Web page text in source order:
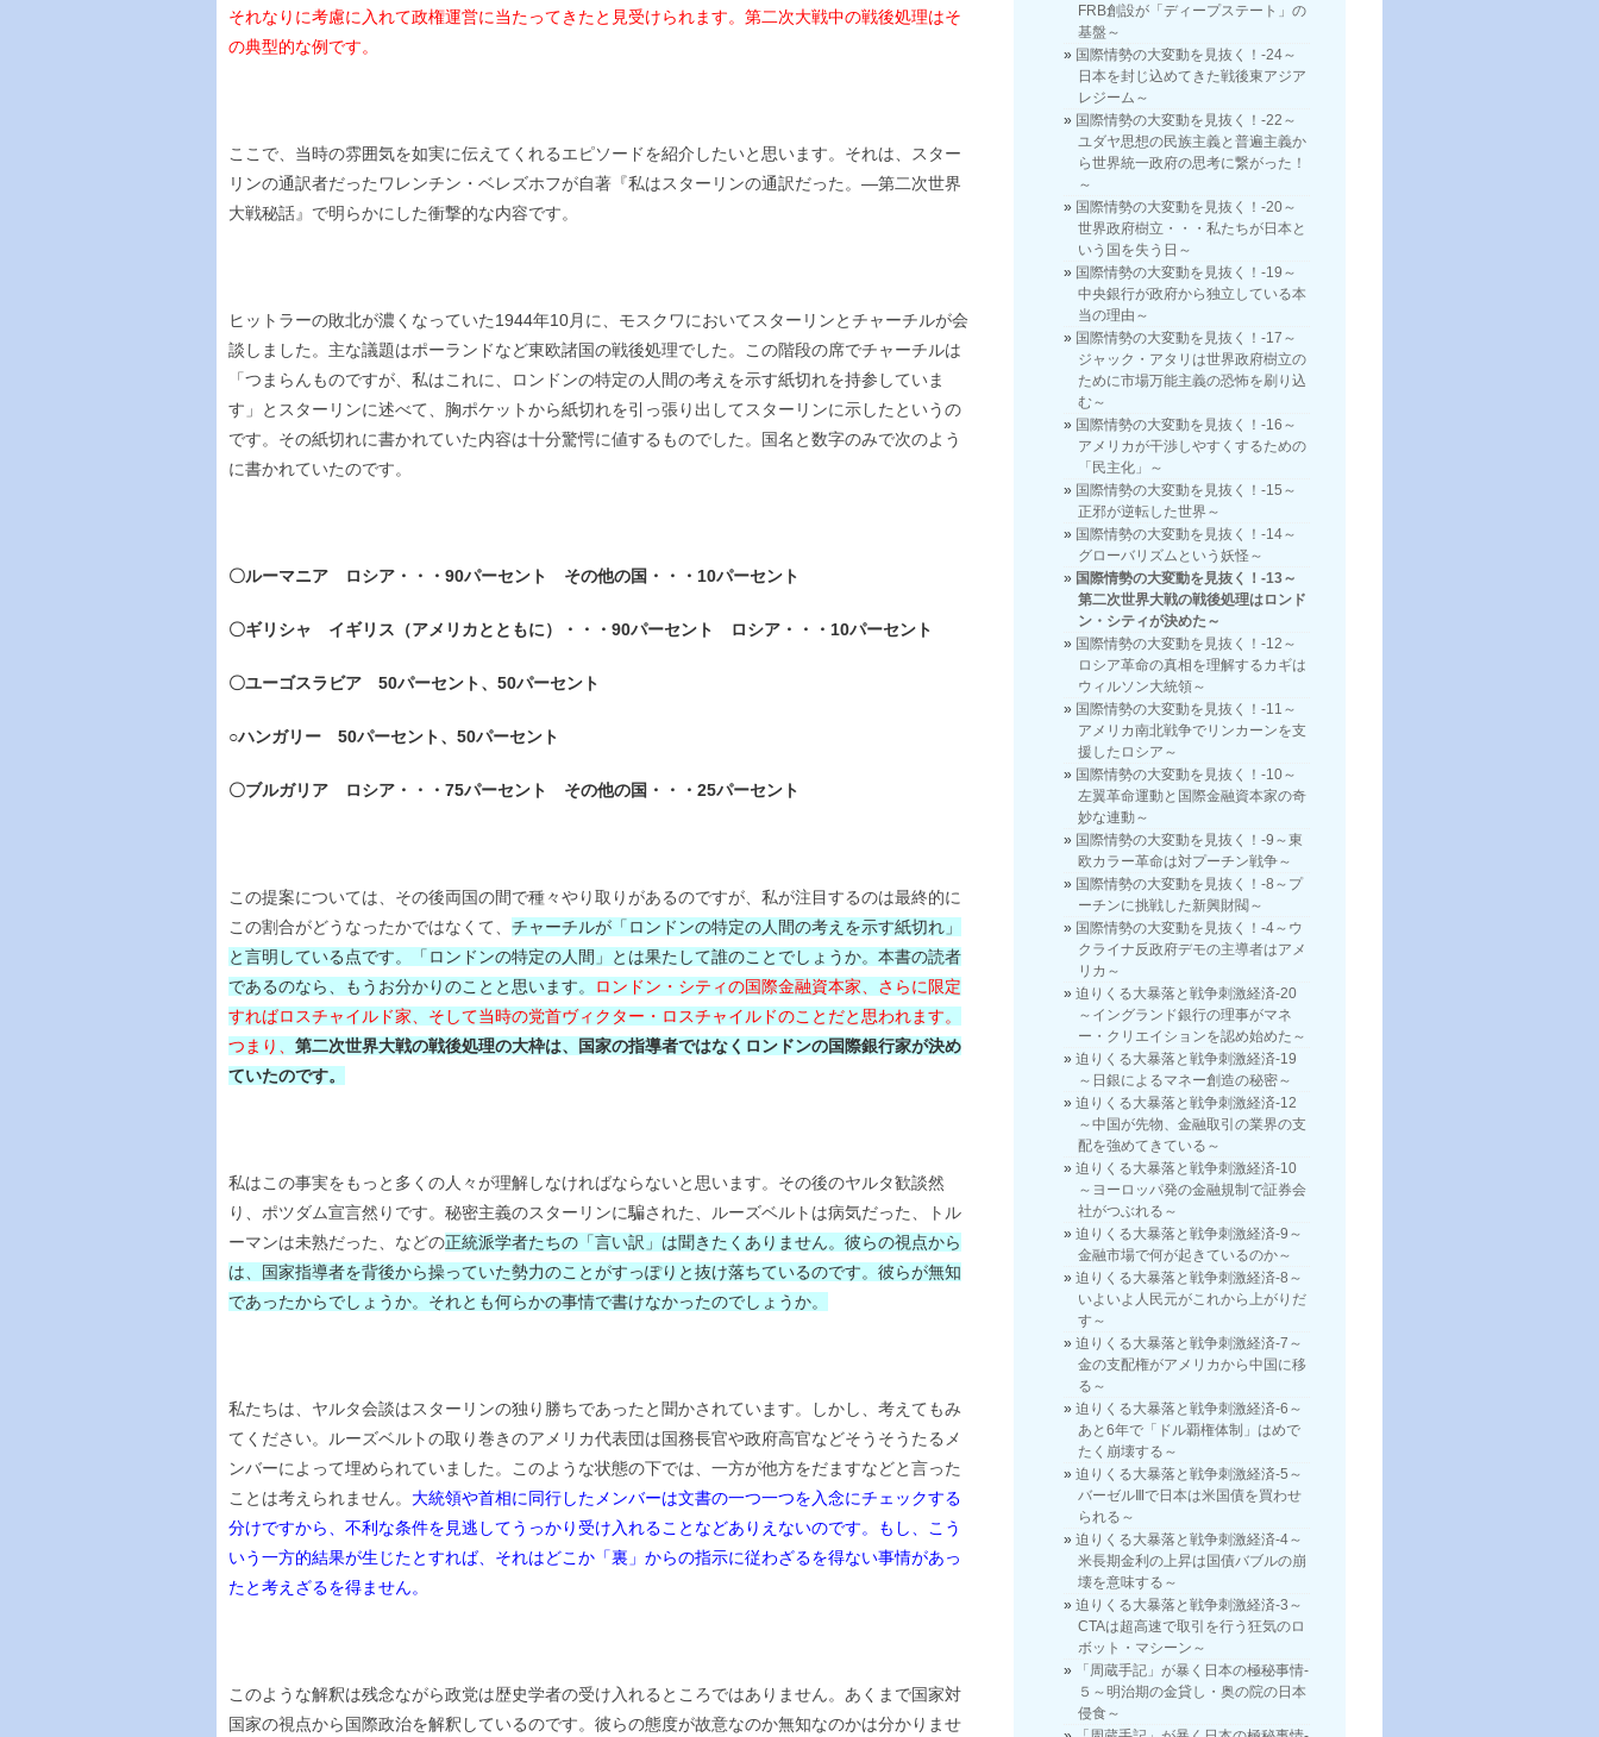
それなりに考慮に入れて政権運営に当たってきたと見受けられます。第二次大戦中の戦後処理はそ
の典型的な例です。
ここで、当時の雰囲気を如実に伝えてくれるエピソードを紹介したいと思います。それは、スター
リンの通訳者だったワレンチン・ベレズホフが自著『私はスターリンの通訳だった。―第二次世界
大戦秘話』で明らかにした衝撃的な内容です。
ヒットラーの敗北が濃くなっていた1944年10月に、モスクワにおいてスターリンとチャーチルが会
談しました。主な議題はポーランドなど東欧諸国の戦後処理でした。この階段の席でチャーチルは
「つまらんものですが、私はこれに、ロンドンの特定の人間の考えを示す紙切れを持参していま
す」とスターリンに述べて、胸ポケットから紙切れを引っ張り出してスターリンに示したというの
です。その紙切れに書かれていた内容は十分驚愕に値するものでした。国名と数字のみで次のよう
に書かれていたのです。
〇ルーマニア ロシア・・・90パーセント その他の国・・・10パーセント
〇ギリシャ イギリス（アメリカとともに）・・・90パーセント ロシア・・・10パーセント
〇ユーゴスラビア 50パーセント、50パーセント
○ハンガリー 50パーセント、50パーセント
〇ブルガリア ロシア・・・75パーセント その他の国・・・25パーセント
この提案については、その後両国の間で種々やり取りがあるのですが、私が注目するのは最終的に
この割合がどうなったかではなくて、 チャーチルが「ロンドンの特定の人間の考えを示す紙切れ」
と言明している点です。「ロンドンの特定の人間」とは果たして誰のことでしょうか。本書の読者
であるのなら、もうお分かりのことと思います。
ロンドン・シティの国際金融資本家、さらに限定
すればロスチャイルド家、そして当時の党首ヴィクター・ロスチャイルドのことだと思われます。
つまり、 第二次世界大戦の戦後処理の大枠は、国家の指導者ではなくロンドンの国際銀行家が決め
ていたのです。
私はこの事実をもっと多くの人々が理解しなければならないと思います。その後のヤルタ歓談然
り、ポツダム宣言然りです。秘密主義のスターリンに騙された、ルーズベルトは病気だった、トル
ーマンは未熟だった、などの正統派学者たちの「言い訳」は聞きたくありません。彼らの視点から
は、国家指導者を背後から操っていた勢力のことがすっぽりと抜け落ちているのです。彼らが無知
であったからでしょうか。それとも何らかの事情で書けなかったのでしょうか。
私たちは、ヤルタ会談はスターリンの独り勝ちであったと聞かされています。しかし、考えてもみ
てください。ルーズベルトの取り巻きのアメリカ代表団は国務長官や政府高官などそうそうたるメ
ンバーによって埋められていました。このような状態の下では、一方が他方をだますなどと言った
ことは考えられません。 大統領や首相に同行したメンバーは文書の一つ一つを入念にチェックする
分けですから、不利な条件を見逃してうっかり受け入れることなどありえないのです。もし、こう
いう一方的結果が生じたとすれば、それはどこか「裏」からの指示に従わざるを得ない事情があっ
たと考えざるを得ません。
このような解釈は残念ながら政党は歴史学者の受け入れるところではありません。あくまで国家対
国家の視点から国際政治を解釈しているのです。彼らの態度が故意なのか無知なのかは分かりませ
FRB創設が「ディープステート」の
基盤～
国際情勢の大変動を見抜く！-24～
日本を封じ込めてきた戦後東アジア
レジーム～
国際情勢の大変動を見抜く！-22～
ユダヤ思想の民族主義と普遍主義か
ら世界統一政府の思考に繋がった！
～
国際情勢の大変動を見抜く！-20～
世界政府樹立・・・私たちが日本と
いう国を失う日～
国際情勢の大変動を見抜く！-19～
中央銀行が政府から独立している本
当の理由～
国際情勢の大変動を見抜く！-17～
ジャック・アタリは世界政府樹立の
ために市場万能主義の恐怖を刷り込
む～
国際情勢の大変動を見抜く！-16～
アメリカが干渉しやすくするための
「民主化」～
国際情勢の大変動を見抜く！-15～
正邪が逆転した世界～
国際情勢の大変動を見抜く！-14～
グローバリズムという妖怪～
国際情勢の大変動を見抜く！-13～
第二次世界大戦の戦後処理はロンド
ン・シティが決めた～
国際情勢の大変動を見抜く！-12～
ロシア革命の真相を理解するカギは
ウィルソン大統領～
国際情勢の大変動を見抜く！-11～
アメリカ南北戦争でリンカーンを支
援したロシア～
国際情勢の大変動を見抜く！-10～
左翼革命運動と国際金融資本家の奇
妙な連動～
国際情勢の大変動を見抜く！-9～東
欧カラー革命は対プーチン戦争～
国際情勢の大変動を見抜く！-8～プ
ーチンに挑戦した新興財閥～
国際情勢の大変動を見抜く！-4～ウ
クライナ反政府デモの主導者はアメ
リカ～
迫りくる大暴落と戦争刺激経済-20
～イングランド銀行の理事がマネ
ー・クリエイションを認め始めた～
迫りくる大暴落と戦争刺激経済-19
～日銀によるマネー創造の秘密～
迫りくる大暴落と戦争刺激経済-12
～中国が先物、金融取引の業界の支
配を強めてきている～
迫りくる大暴落と戦争刺激経済-10
～ヨーロッパ発の金融規制で証券会
社がつぶれる～
迫りくる大暴落と戦争刺激経済-9～
金融市場で何が起きているのか～
迫りくる大暴落と戦争刺激経済-8～
いよいよ人民元がこれから上がりだ
す～
迫りくる大暴落と戦争刺激経済-7～
金の支配権がアメリカから中国に移
る～
迫りくる大暴落と戦争刺激経済-6～
あと6年で「ドル覇権体制」はめで
たく崩壊する～
迫りくる大暴落と戦争刺激経済-5～
バーゼルⅢで日本は米国債を買わせ
られる～
迫りくる大暴落と戦争刺激経済-4～
米長期金利の上昇は国債バブルの崩
壊を意味する～
迫りくる大暴落と戦争刺激経済-3～
CTAは超高速で取引を行う狂気のロ
ボット・マシーン～
「周蔵手記」が暴く日本の極秘事情-
５～明治期の金貸し・奥の院の日本
侵食～